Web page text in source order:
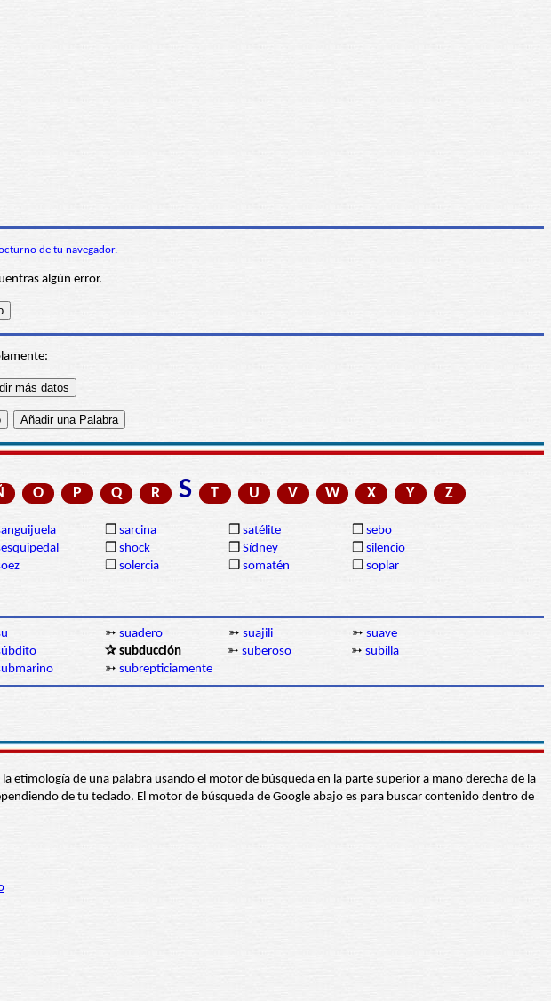
de tu navegador.
algún error.
O P Q R S T U V W X Y Z
❒ sarcina ❒ satélite ❒ sebo
❒ shock ❒ Sídney ❒ silencio
❒ solercia ❒ somatén ❒ soplar
➳ suadero ➳ suajili ➳ suave
✰ subducción ➳ suberoso ➳ subilla
➳ subrepticiamente
etimología de una palabra usando el motor de búsqueda en la parte superior a mano derecha de la
de tu teclado. El motor de búsqueda de Google abajo es para buscar contenido dentro de